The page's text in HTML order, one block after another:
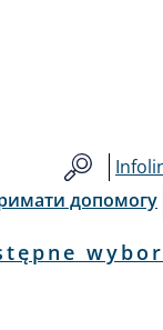
допомогу